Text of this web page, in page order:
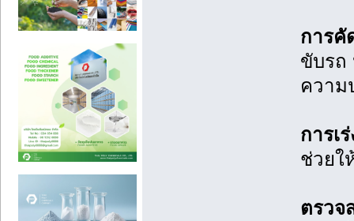
การคั
ขับรถ
ความ
การเ
ช่วยใ
ตรวจ